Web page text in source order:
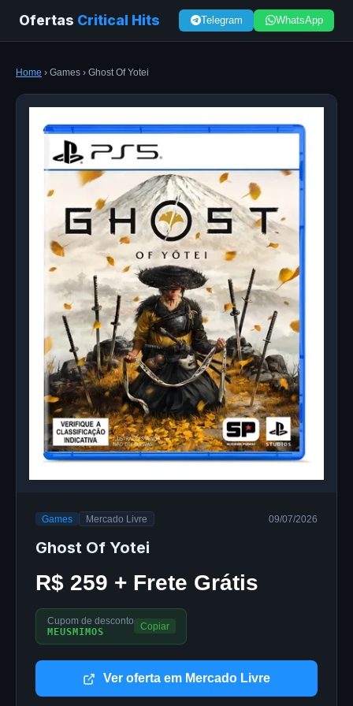
Ofertas Critical Hits Telegram WhatsApp
Home › Games › Ghost Of Yotei
Games Mercado Livre 09/07/2026
Ghost Of Yotei
R$ 259 + Frete Grátis
Cupom de desconto
MEUSMIMOS
Copiar
Ver oferta em Mercado Livre